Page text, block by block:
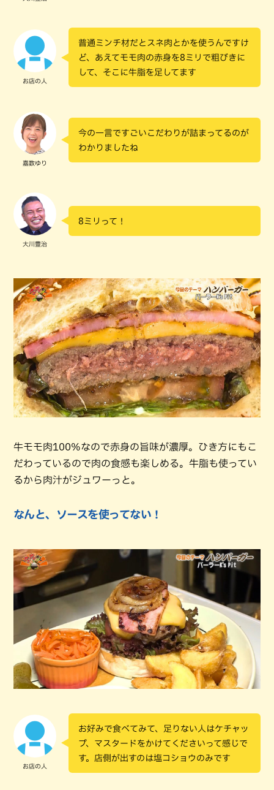
お店の人
普通ミンチ材だとスネ肉とかを使うんですけ
ど、あえてモモ肉の赤身を8ミリで粗びきに
して、そこに牛脂を足してます
嘉数ゆり
今の一言ですごいこだわりが詰まってるのが
わかりましたね
大川豊治
8ミリって！
牛モモ肉100%なので赤身の旨味が濃厚。ひき方にもこ
だわっているので肉の食感も楽しめる。牛脂も使ってい
るから肉汁がジュワーっと。
なんと、ソースを使ってない！
お店の人
お好みで食べてみて、足りない人はケチャッ
プ、マスタードをかけてくださいって感じで
す。店側が出すのは塩コショウのみです